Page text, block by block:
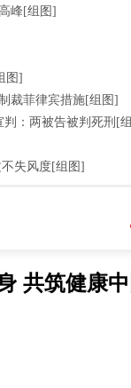
峰[组图]
图]
裁菲律宾措施[组图]
判：两被告被判死刑[
失风度[组图]